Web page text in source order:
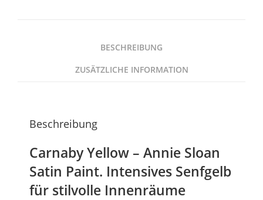
BESCHREIBUNG
ZUSÄTZLICHE INFORMATION
Beschreibung
Carnaby Yellow – Annie Sloan
Satin Paint. Intensives Senfgelb
für stilvolle Innenräume